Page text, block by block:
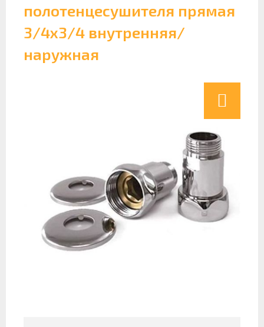
полотенцесушителя прямая
3/4х3/4 внутренняя/
наружная